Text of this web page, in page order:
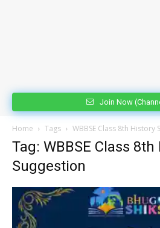
Join Now
Home Tags WBBSE Class 8th History
Tag: WBBSE Class
Suggestion